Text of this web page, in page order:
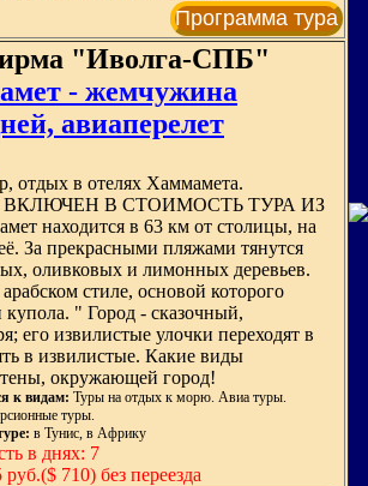
Программа тура
"Иволга-СПБ"
- жемчужина
авиаперелет
отдых в отелях Хаммамета.
В СТОИМОСТЬ ТУРА ИЗ
находится в 63 км от столицы, на
За прекрасными пляжами тянутся
оливковых и лимонных деревьев.
стиле, основой которого
купола. " Город - сказочный,
его извилистые улочки переходят в
в извилистые. Какие виды
окружающей город!
к видам: Туры на отдых к морю. Авиа туры.
туры.
в Тунис, в Африку
в днях: 7
710) без переезда